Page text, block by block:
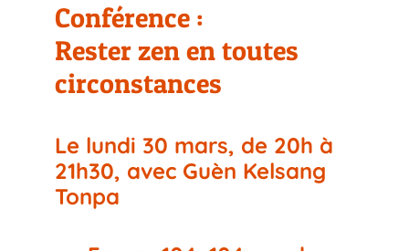
Conférence :
Rester zen en toutes
circonstances
Le lundi 30 mars, de 20h à
21h30, avec Guèn Kelsang
Tonpa